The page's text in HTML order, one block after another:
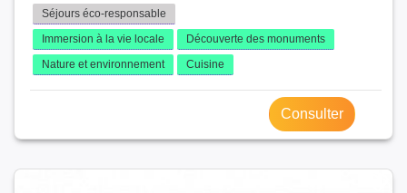
Séjours éco-responsable
Immersion à la vie locale
Découverte des monuments
Nature et environnement
Cuisine
Consulter